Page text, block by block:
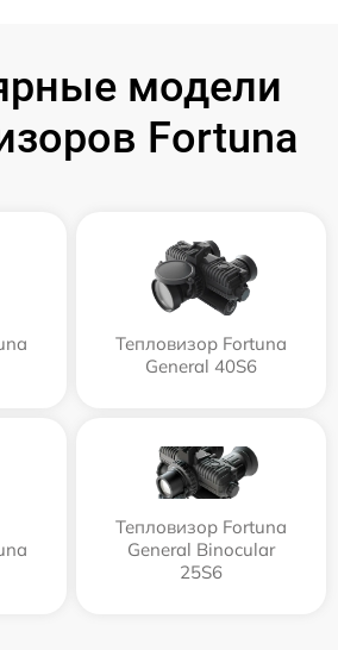
модели
Fortuna
Тепловизор Fortuna
General 40S6
Тепловизор Fortuna
General Binocular
25S6